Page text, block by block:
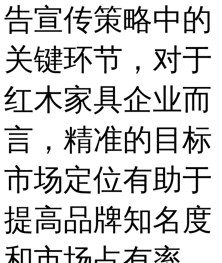
告宣传策略中的
关键环节，对于
红木家具企业而
言，精准的目标
市场定位有助于
提高品牌知名度